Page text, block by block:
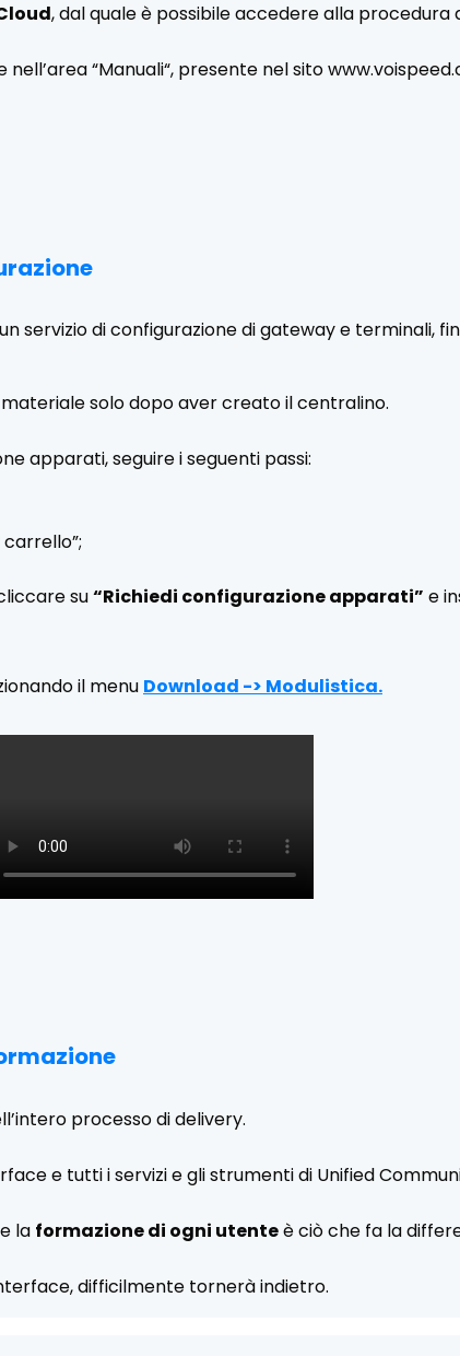
, dal quale è possibile accedere alla procedura
“Manuali“, presente nel sito
di configurazione di gateway e terminali,
solo dopo aver creato il centralino.
apparati, seguire i seguenti passi:
su“Richiedi configurazione apparati” e
il menu Download -> Modulistica.
processo di delivery.
e tutti i servizi e gli strumenti di Unified
la formazione di ogni utenteè ciò che fa la
difficilmente tornerà indietro.